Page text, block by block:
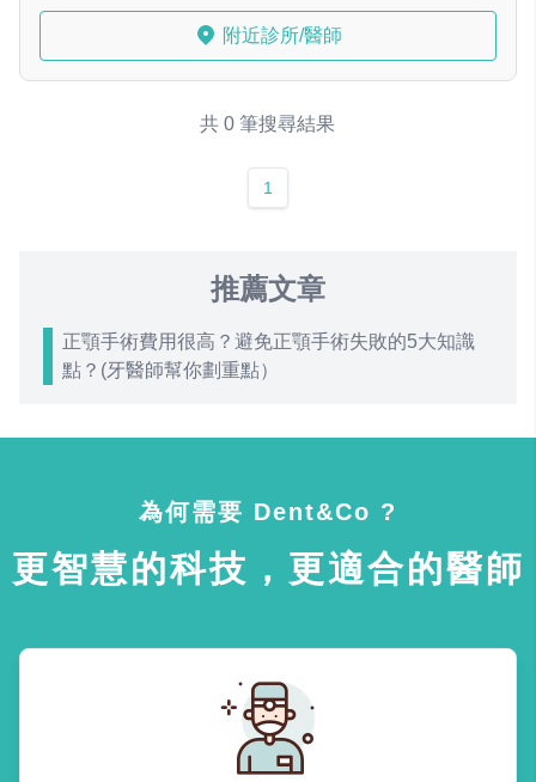
附近診所/醫師
共 0 筆搜尋結果
1
推薦文章
正顎手術費用很高？避免正顎手術失敗的5大知識
點？(牙醫師幫你劃重點）
為何需要 Dent&Co ?
更智慧的科技，更適合的醫師